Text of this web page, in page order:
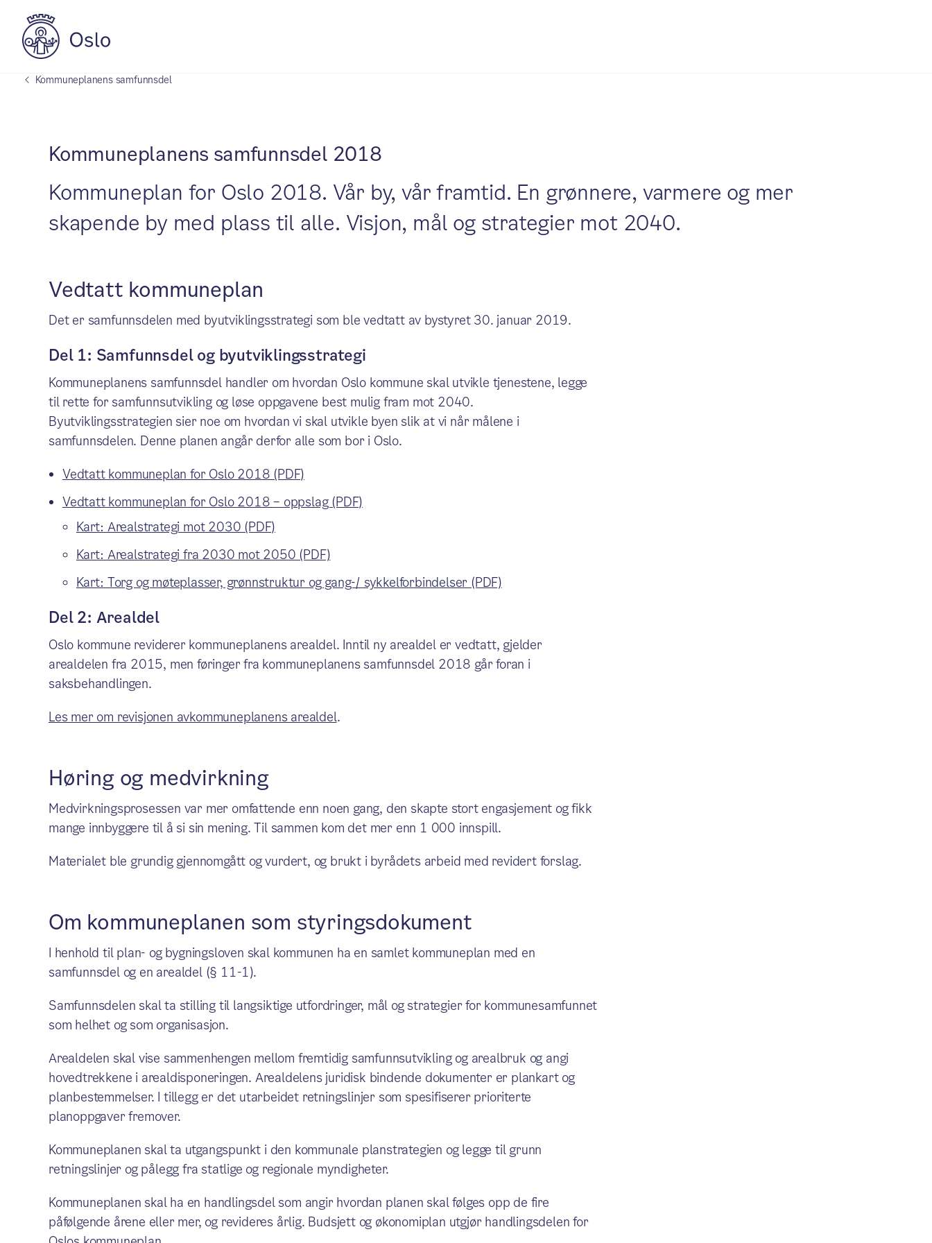
Kommuneplanens samfunnsdel
Kommuneplanens samfunnsdel 2018
Kommuneplan for Oslo 2018. Vår by, vår framtid. En grønnere, varmere og mer
skapende by med plass til alle. Visjon, mål og strategier mot 2040.
Vedtatt kommuneplan
Det er samfunnsdelen med byutviklingsstrategi som ble vedtatt av bystyret 30. januar 2019.
Del 1: Samfunnsdel og byutviklingsstrategi
Kommuneplanens samfunnsdel handler om hvordan Oslo kommune skal utvikle tjenestene, legge
til rette for samfunnsutvikling og løse oppgavene best mulig fram mot 2040.
Byutviklingsstrategien sier noe om hvordan vi skal utvikle byen slik at vi når målene i
samfunnsdelen. Denne planen angår derfor alle som bor i Oslo.
Vedtatt kommuneplan for Oslo 2018 (PDF)
Vedtatt kommuneplan for Oslo 2018 – oppslag (PDF)
Kart: Arealstrategi mot 2030 (PDF)
Kart: Arealstrategi fra 2030 mot 2050 (PDF)
Kart: Torg og møteplasser, grønnstruktur og gang-/ sykkelforbindelser (PDF)
Del 2: Arealdel
Oslo kommune reviderer kommuneplanens arealdel. Inntil ny arealdel er vedtatt, gjelder
arealdelen fra 2015, men føringer fra kommuneplanens samfunnsdel 2018 går foran i
saksbehandlingen.
Les mer om revisjonen avkommuneplanens arealdel.
Høring og medvirkning
Medvirkningsprosessen var mer omfattende enn noen gang, den skapte stort engasjement og fikk
mange innbyggere til å si sin mening. Til sammen kom det mer enn 1 000 innspill.
Materialet ble grundig gjennomgått og vurdert, og brukt i byrådets arbeid med revidert forslag.
Om kommuneplanen som styringsdokument
I henhold til plan- og bygningsloven skal kommunen ha en samlet kommuneplan med en
samfunnsdel og en arealdel (§ 11-1).
Samfunnsdelen skal ta stilling til langsiktige utfordringer, mål og strategier for kommunesamfunnet
som helhet og som organisasjon.
Arealdelen skal vise sammenhengen mellom fremtidig samfunnsutvikling og arealbruk og angi
hovedtrekkene i arealdisponeringen. Arealdelens juridisk bindende dokumenter er plankart og
planbestemmelser. I tillegg er det utarbeidet retningslinjer som spesifiserer prioriterte
planoppgaver fremover.
Kommuneplanen skal ta utgangspunkt i den kommunale planstrategien og legge til grunn
retningslinjer og pålegg fra statlige og regionale myndigheter.
Kommuneplanen skal ha en handlingsdel som angir hvordan planen skal følges opp de fire
påfølgende årene eller mer, og revideres årlig. Budsjett og økonomiplan utgjør handlingsdelen for